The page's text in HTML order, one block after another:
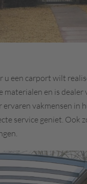
u een carport wilt
en is dealer
vakmensen in
service geniet. Ook